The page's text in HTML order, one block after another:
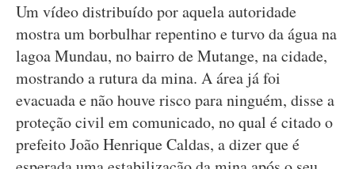
Um vídeo distribuído por aquela autoridade
mostra um borbulhar repentino e turvo da água na
lagoa Mundau, no bairro de Mutange, na cidade,
mostrando a rutura da mina. A área já foi
evacuada e não houve risco para ninguém, disse a
proteção civil em comunicado, no qual é citado o
prefeito João Henrique Caldas, a dizer que é